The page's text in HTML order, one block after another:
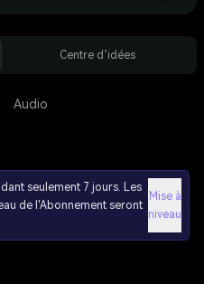
Centre d’idées
Audio
seulement 7 jours. Les
de l'Abonnement seront
Mise à
niveau